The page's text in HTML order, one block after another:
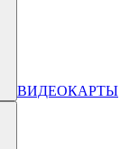
ВИДЕОКАРТЫ